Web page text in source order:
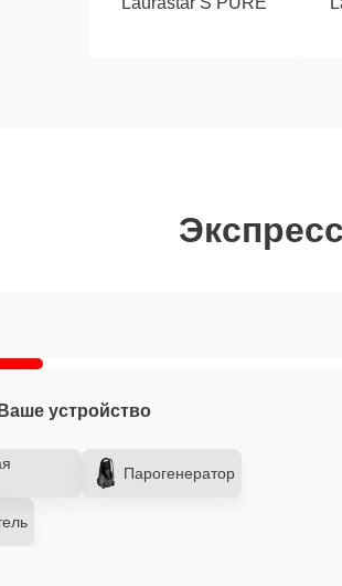
устройство
Парогенератор